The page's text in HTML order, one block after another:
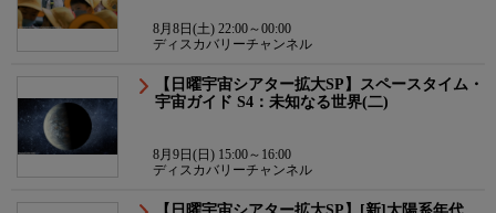
8月8日(土) 22:00～00:00
ディスカバリーチャンネル
【日曜宇宙シアター拡大SP】スペースタイム・
宇宙ガイド S4：未知なる世界(二)
8月9日(日) 15:00～16:00
ディスカバリーチャンネル